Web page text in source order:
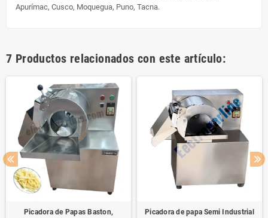
Apurímac, Cusco, Moquegua, Puno, Tacna.
7 Productos relacionados con este artículo:
Picadora de Papas Baston,
Picadora de papa Semi Industrial